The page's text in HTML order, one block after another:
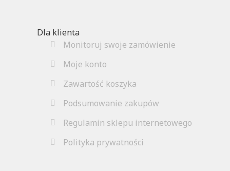
Dla klienta
Monitoruj swoje zamówienie
Moje konto
Zawartość koszyka
Podsumowanie zakupów
Regulamin sklepu internetowego
Polityka prywatności